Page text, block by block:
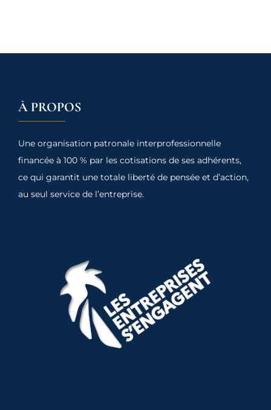
À PROPOS
Une organisation patronale interprofessionnelle
financée à 100 % par les cotisations de ses adhérents,
ce qui garantit une totale liberté de pensée et d’action,
au seul service de l’entreprise.